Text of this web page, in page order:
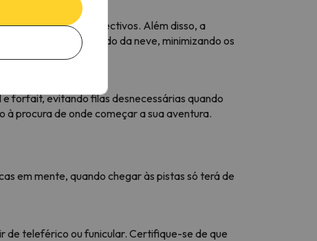
física e aos seus objectivos. Além disso, a
e a ler o estado da neve, minimizando os
forfait, evitando filas desnecessárias quando
à procura de onde começar a sua aventura.
em mente, quando chegar às pistas só terá de
de teleférico ou funicular. Certifique-se de que